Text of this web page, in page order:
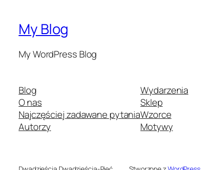
My Blog
My WordPress Blog
Blog
O nas
Najczęściej zadawane pytania
Autorzy
Wydarzenia
Sklep
Wzorce
Motywy